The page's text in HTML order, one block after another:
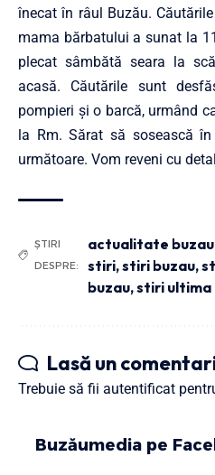
înecat în râul Buzău.
mama bărbatului a sunat la
plecat sâmbătă seara la
acasă. Căutările sunt
pompieri și o barcă, urmând
la Rm. Sărat să sosească
următoare. Vom reveni cu
ȘTIRI
DESPRE:
actualitate buzau
stiri,stiri buzau,
buzau,stiri ultima
Lasă un
Trebuie să fii autentificat
Buzăumedia pe